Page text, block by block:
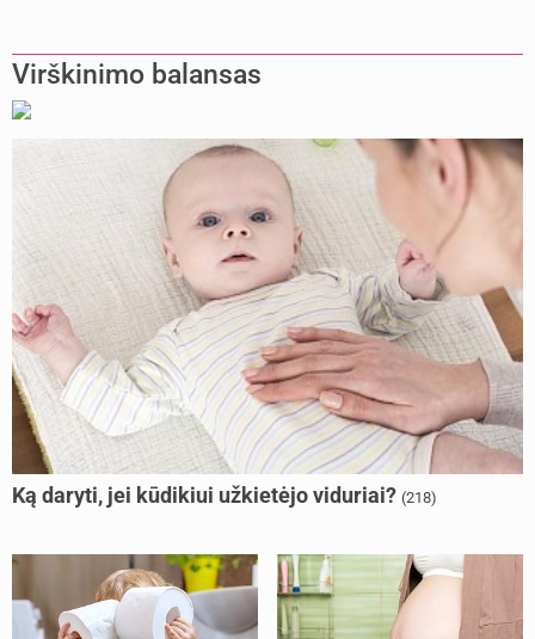
Virškinimo balansas
Ką daryti, jei kūdikiui užkietėjo viduriai? (218)